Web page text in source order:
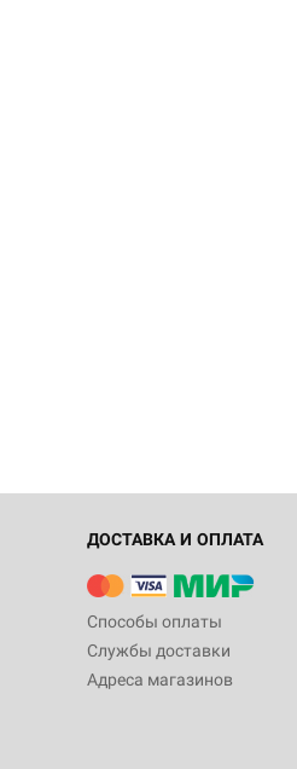
ДОСТАВКА И ОПЛАТА
Способы оплаты
Службы доставки
Адреса магазинов